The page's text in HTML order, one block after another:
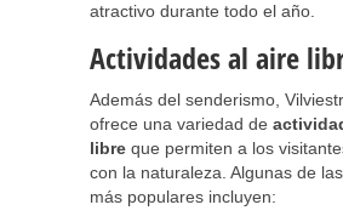
atractivo durante todo el año.
Actividades al aire
Además del senderismo,
ofrece una variedad de
libre que permiten a los
con la naturaleza. Algunas de
más populares incluyen: